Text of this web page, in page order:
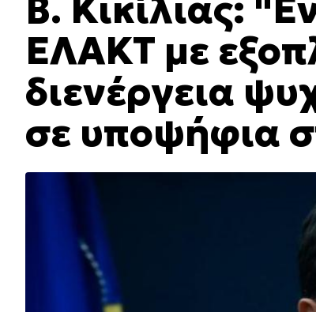
ΕΛΑΚΤ με
διενέργεια
σε υποψήφια